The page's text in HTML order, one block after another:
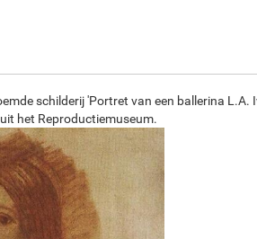
schilderij 'Portret van een ballerina L.A.
het Reproductiemuseum.